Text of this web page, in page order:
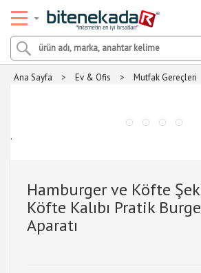
Ana Sayfa > Ev & Ofis > Mutfak Gereçleri
.
Hamburger ve Köfte
Köfte Kalıbı Pratik
Aparatı